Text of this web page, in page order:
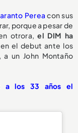
Perea con sus
porque a pesar de
otrora,el DIM ha
el debut ante los
un John Montaño
a los 33 años el